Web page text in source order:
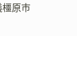
橿原市